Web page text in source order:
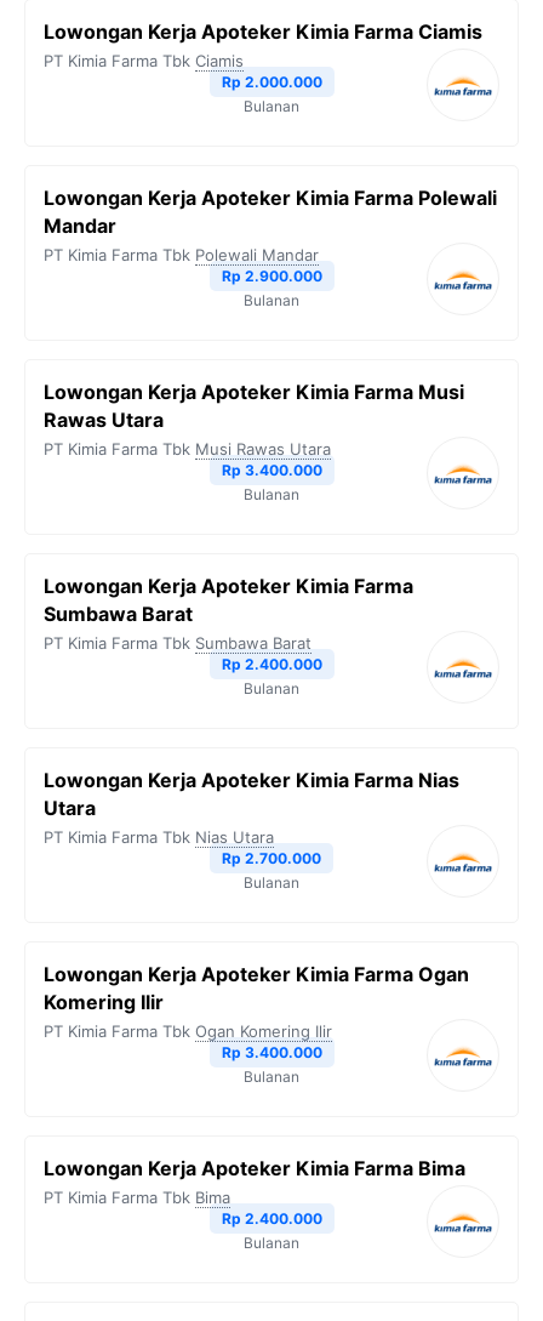
Lowongan Kerja Apoteker Kimia Farma Ciamis
PT Kimia Farma Tbk Ciamis
Rp 2.000.000
Bulanan
Lowongan Kerja Apoteker Kimia Farma Polewali
Mandar
PT Kimia Farma Tbk Polewali Mandar
Rp 2.900.000
Bulanan
Lowongan Kerja Apoteker Kimia Farma Musi
Rawas Utara
PT Kimia Farma Tbk Musi Rawas Utara
Rp 3.400.000
Bulanan
Lowongan Kerja Apoteker Kimia Farma
Sumbawa Barat
PT Kimia Farma Tbk Sumbawa Barat
Rp 2.400.000
Bulanan
Lowongan Kerja Apoteker Kimia Farma Nias
Utara
PT Kimia Farma Tbk Nias Utara
Rp 2.700.000
Bulanan
Lowongan Kerja Apoteker Kimia Farma Ogan
Komering Ilir
PT Kimia Farma Tbk Ogan Komering Ilir
Rp 3.400.000
Bulanan
Lowongan Kerja Apoteker Kimia Farma Bima
PT Kimia Farma Tbk Bima
Rp 2.400.000
Bulanan